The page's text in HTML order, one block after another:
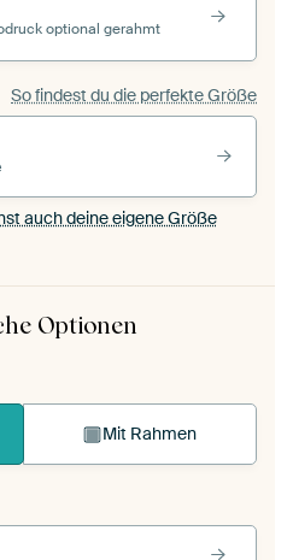
optional gerahmt
So findest du die perfekte Größe
auch deine eigene Größe
Optionen
Mit Rahmen